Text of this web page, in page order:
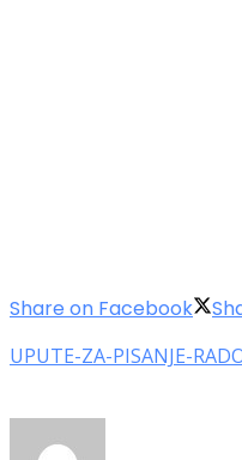
Share on Facebook
UPUTE-ZA-PISANJE-